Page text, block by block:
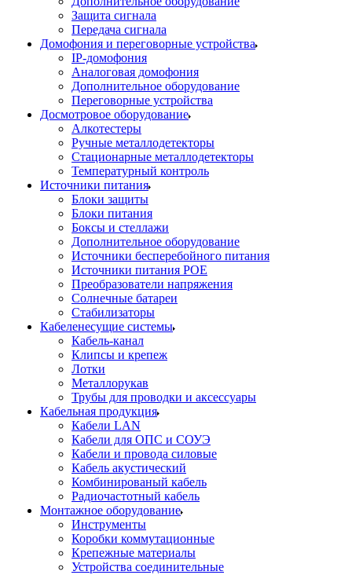
Защита сигнала
Передача сигнала
Домофония и переговорные устройства
IP-домофония
Аналоговая домофония
Дополнительное оборудование
Переговорные устройства
Досмотровое оборудование
Алкотестеры
Ручные металлодетекторы
Стационарные металлодетекторы
Температурный контроль
Источники питания
Блоки защиты
Блоки питания
Боксы и стеллажи
Дополнительное оборудование
Источники бесперебойного питания
Источники питания POE
Преобразователи напряжения
Солнечные батареи
Стабилизаторы
Кабеленесущие системы
Кабель-канал
Клипсы и крепеж
Лотки
Металлорукав
Трубы для проводки и аксессуары
Кабельная продукция
Кабели LAN
Кабели для ОПС и СОУЭ
Кабели и провода силовые
Кабель акустический
Комбинированый кабель
Радиочастотный кабель
Монтажное оборудование
Инструменты
Коробки коммутационные
Крепежные материалы
Устройства соединительные